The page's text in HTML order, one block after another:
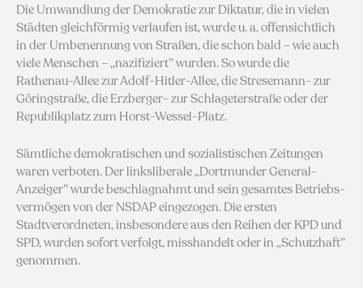
Die Umwandlung der Demokratie zur Diktatur, die in vielen
Städten gleichförmig verlaufen ist, wurde u. a. offensichtlich
in der Umbenennung von Straßen, die schon bald – wie auch
viele Menschen – „nazifiziert” wurden. So wurde die
Rathenau-Allee zur Adolf-Hitler-Allee, die Stresemann- zur
Göringstraße, die Erzberger- zur Schlageterstraße oder der
Republikplatz zum Horst-Wessel-Platz.
Sämtliche demokratischen und sozialistischen Zeitungen
waren verboten. Der linksliberale „Dortmunder General-
Anzeiger” wurde beschlagnahmt und sein gesamtes Betriebs­
vermögen von der NSDAP eingezogen. Die ersten
Stadtverordneten, insbesondere aus den Reihen der KPD und
SPD, wurden sofort verfolgt, miss­handelt oder in „Schutzhaft”
genommen.